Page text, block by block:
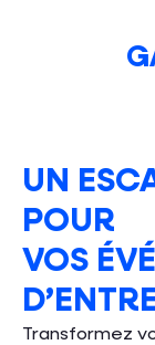
UN
POUR
VOS
Transformez